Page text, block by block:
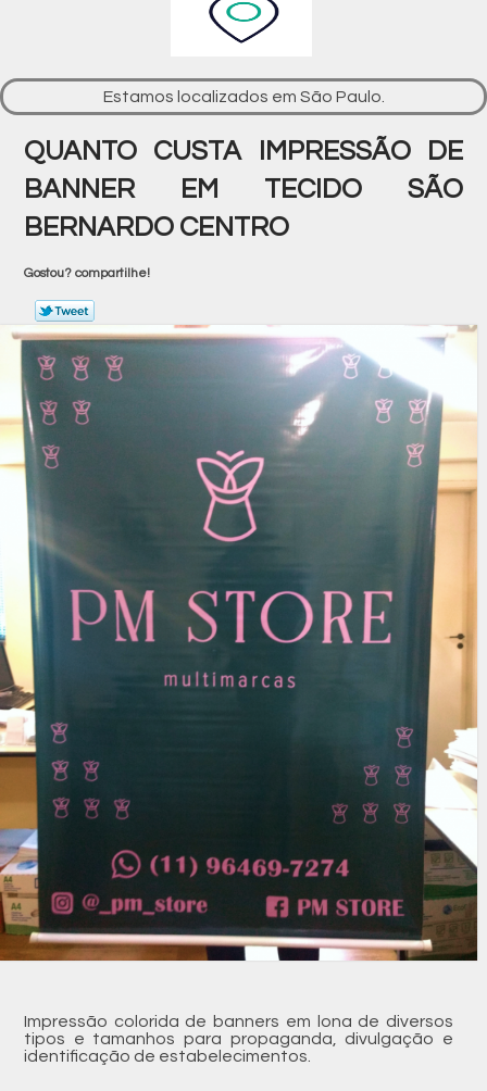
Estamos localizados em São Paulo.
QUANTO CUSTA IMPRESSÃO DE
BANNER EM TECIDO SÃO
BERNARDO CENTRO
Gostou? compartilhe!
Impressão colorida de banners em lona de diversos
tipos e tamanhos para propaganda, divulgação e
identificação de estabelecimentos.